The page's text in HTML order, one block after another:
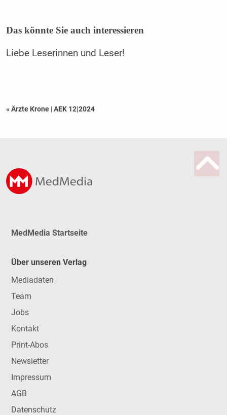
Das könnte Sie auch interessieren
Liebe Leserinnen und Leser!
« Ärzte Krone |AEK 12|2024
MedMedia Startseite
Über unseren Verlag
Mediadaten
Team
Jobs
Kontakt
Print-Abos
Newsletter
Impressum
AGB
Datenschutz